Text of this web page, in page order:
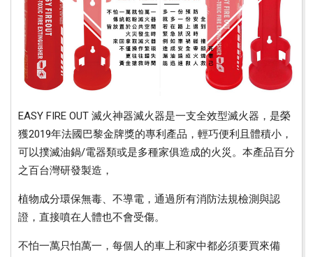
EASY FIRE OUT 滅火神器滅火器是一支全效型滅火器，是榮
獲2019年法國巴黎金牌獎的專利產品，輕巧便利且體積小，
可以撲滅油鍋/電器類或是多種家俱造成的火災。本產品百分
之百台灣研發製造，
植物成分環保無毒、不導電，通過所有消防法規檢測與認
證，直接噴在人體也不會受傷。
不怕一萬只怕萬一，每個人的車上和家中都必須要買來備